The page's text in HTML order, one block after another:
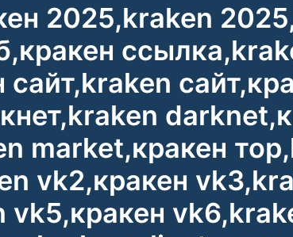
2025,kraken
market,кракен
vk2,кракен
vk5,кракен